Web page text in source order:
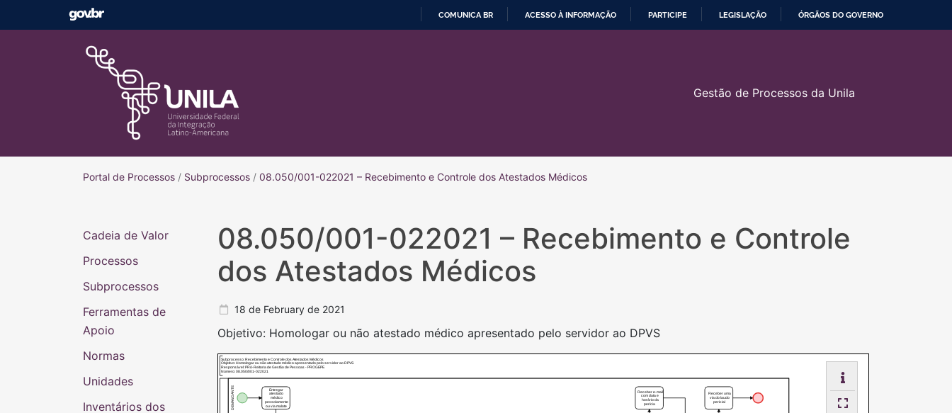
COMUNICA BR ACESSO À INFORMAÇÃO PARTICIPE LEGISLAÇÃO ÓRGÃOS DO GOVERNO
Gestão de Processos da Unila
Portal de ProcessosPortal de Processos
/ Subprocessos / 08.050/001-022021 – Recebimento e Controle dos Atestados Médicos
08.050/001-022021 – Recebimento e Controle
dos Atestados Médicos
18 de February de 2021
Objetivo: Homologar ou não atestado médico apresentado pelo servidor ao DPVS
DEMANDANTE Entregar
atestado
médico
pessolamente
ou via malote
Receber e-mail
com data e
horário da
perícia
Receber uma
via do laudo
pericial
Subprocesso: Recebimento e Controle dos Atestados Médicos
Objetivo: Homologar ou não atestado médico apresentado pelo servidor ao DPVS
Responsável: PRó-Reitoria de Gestão de Pessoas - PROGEPE
Número: 08.050/001-022021
Cadeia de Valor
Processos
Subprocessos
Ferramentas de
Apoio
Normas
Unidades
Inventários dos